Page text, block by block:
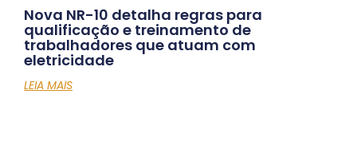
Nova NR-10 detalha regras para
qualificação e treinamento de
trabalhadores que atuam com
eletricidade
LEIA MAIS